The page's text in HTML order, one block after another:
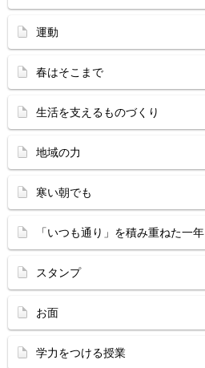
運動
春はそこまで
生活を支えるものづくり
地域の力
寒い朝でも
「いつも通り」を積み重ねた一年
スタンプ
お面
学力をつける授業